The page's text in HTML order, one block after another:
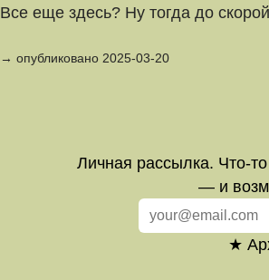
Все еще здесь? Ну тогда до
→ опубликовано 2025-03-20
Личная рассылка. Что-
— и
★